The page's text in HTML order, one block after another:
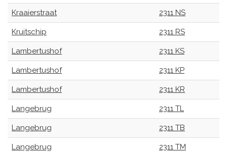
Kraaierstraat 2311 NS
Kruitschip 2311 RS
Lambertushof 2311 KS
Lambertushof 2311 KP
Lambertushof 2311 KR
Langebrug 2311 TL
Langebrug 2311 TB
Langebrug 2311 TM